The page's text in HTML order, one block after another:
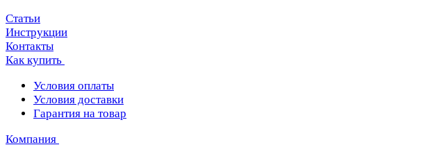
Статьи
Инструкции
Контакты
Как купить
Условия оплаты
Условия доставки
Гарантия на товар
Компания